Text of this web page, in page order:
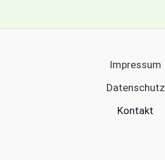
Impressum
Datenschutz
Kontakt